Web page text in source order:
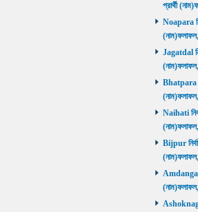
প্রার্থী
Noapara
Jagatdal
Bhatpara
Naihati
Bijpur
Amdanga